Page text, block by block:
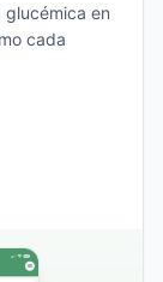
glucémica en
cada